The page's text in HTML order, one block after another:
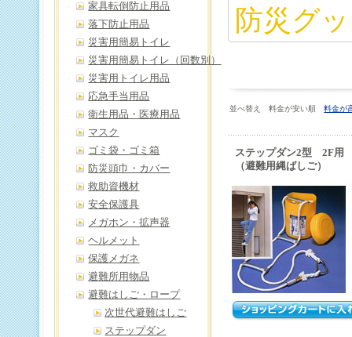
防災グ
並べ替え 料金が安い順料金が
ステップダン2型 2F用
（避難用縄ばしご）
家具転倒防止用品
落下防止用品
災害用簡易トイレ
災害用簡易トイレ（回数別）
災害用トイレ用品
応急手当用品
衛生用品・医療用品
マスク
ゴミ袋・ゴミ箱
防災頭巾・カバー
救助資機材
安全保護具
メガホン・拡声器
ヘルメット
保護メガネ
避難所用物品
避難はしご・ロープ
次世代避難はしご
ステップダン